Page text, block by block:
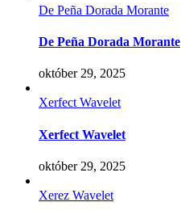
De Peña Dorada Morante
De Peña Dorada Morante
október 29, 2025
Xerfect Wavelet
Xerfect Wavelet
október 29, 2025
Xerez Wavelet